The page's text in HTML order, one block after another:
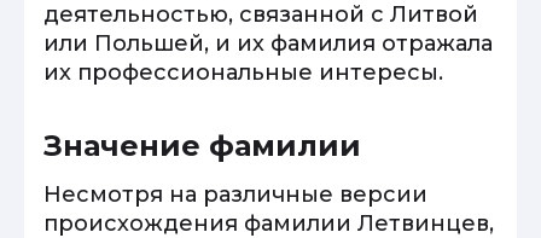
деятельностью, связанной с Литвой
или Польшей, и их фамилия отражала
их профессиональные интересы.
Значение фамилии
Несмотря на различные версии
происхождения фамилии Летвинцев,